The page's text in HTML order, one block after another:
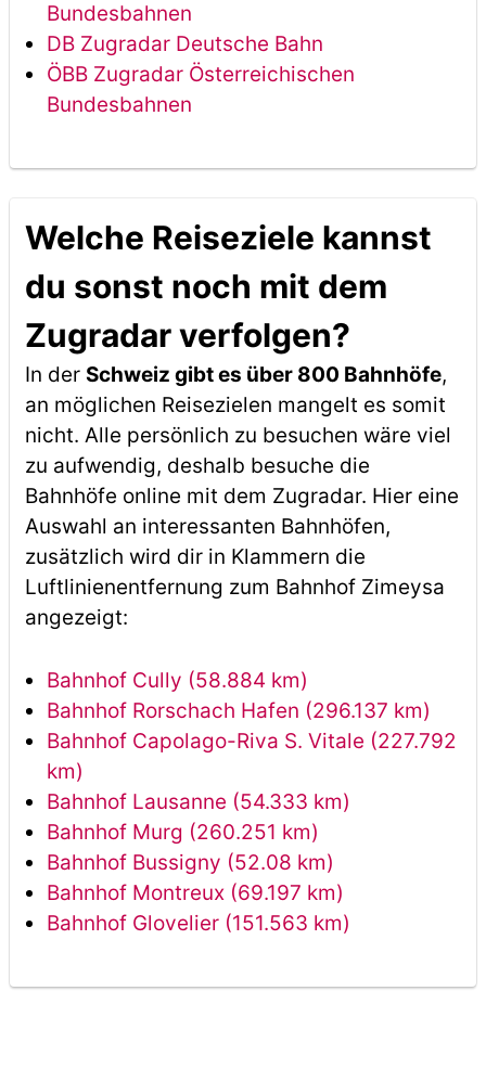
Bundesbahnen
DB Zugradar Deutsche Bahn
ÖBB Zugradar Österreichischen
Bundesbahnen
Welche Reiseziele kannst
du sonst noch mit dem
Zugradar verfolgen?
In der Schweiz gibt es über 800 Bahnhöfe,
an möglichen Reisezielen mangelt es somit
nicht. Alle persönlich zu besuchen wäre viel
zu aufwendig, deshalb besuche die
Bahnhöfe online mit dem Zugradar. Hier eine
Auswahl an interessanten Bahnhöfen,
zusätzlich wird dir in Klammern die
Luftlinienentfernung zum Bahnhof Zimeysa
angezeigt:
Bahnhof Cully (58.884 km)
Bahnhof Rorschach Hafen (296.137 km)
Bahnhof Capolago-Riva S. Vitale (227.792
km)
Bahnhof Lausanne (54.333 km)
Bahnhof Murg (260.251 km)
Bahnhof Bussigny (52.08 km)
Bahnhof Montreux (69.197 km)
Bahnhof Glovelier (151.563 km)